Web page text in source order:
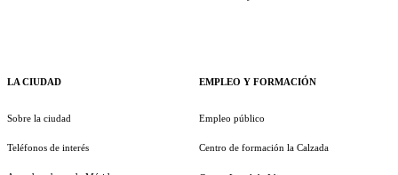
LA CIUDAD
Sobre la ciudad
Teléfonos de interés
EMPLEO Y FORMACIÓN
Empleo público
Centro de formación la Calzada